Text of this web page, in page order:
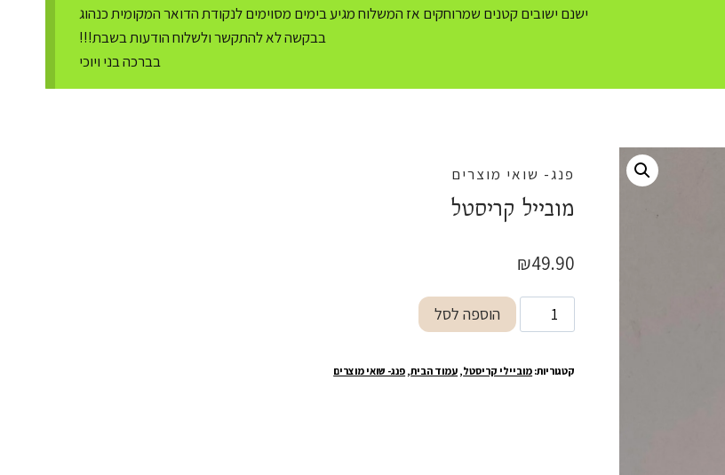
ישנם ישובים קטנים שמרוחקים אז המשלוח מגיע בימים מסוימים לנקודת הדואר המקומית כנהוג
בבקשה לא להתקשר ולשלוח הודעות בשבת!!!
בברכה בני ויוכי
פנג- שואי מוצרים
מובייל קריסטל
₪49.90
כמות
של
קריסטל
הוספה לסל
קטגוריות: מוביילי קריסטל, עמוד הבית, פנג- שואי מוצרים